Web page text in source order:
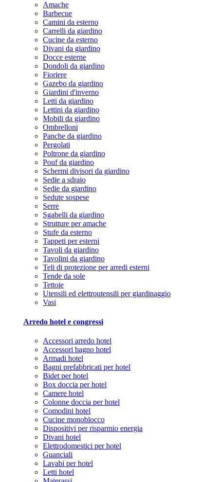
Amache
Barbecue
Camini da esterno
Carrelli da giardino
Cucine da esterno
Divani da giardino
Docce esterne
Dondoli da giardino
Fioriere
Gazebo da giardino
Giardini d'inverno
Letti da giardino
Lettini da giardino
Mobili da giardino
Ombrelloni
Panche da giardino
Pergolati
Poltrone da giardino
Pouf da giardino
Schermi divisori da giardino
Sedie a sdraio
Sedie da giardino
Sedute sospese
Serre
Sgabelli da giardino
Strutture per amache
Stufe da esterno
Tappeti per esterni
Tavoli da giardino
Tavolini da giardino
Teli di protezione per arredi esterni
Tende da sole
Tettoie
Utensili ed elettroutensili per giardinaggio
Vasi
Arredo hotel e congressi
Accessori arredo hotel
Accessori bagno hotel
Armadi hotel
Bagni prefabbricati per hotel
Bidet per hotel
Box doccia per hotel
Camere hotel
Colonne doccia per hotel
Comodini hotel
Cucine monoblocco
Dispositivi per risparmio energia
Divani hotel
Elettrodomestici per hotel
Guanciali
Lavabi per hotel
Letti hotel